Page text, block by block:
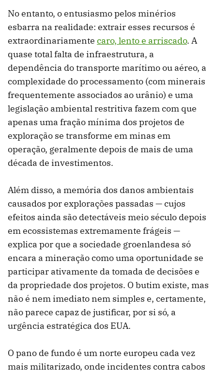
No entanto, o entusiasmo pelos minérios
esbarra na realidade: extrair esses recursos é
extraordinariamente caro, lento e arriscado. A
quase total falta de infraestrutura, a
dependência do transporte marítimo ou aéreo, a
complexidade do processamento (com minerais
frequentemente associados ao urânio) e uma
legislação ambiental restritiva fazem com que
apenas uma fração mínima dos projetos de
exploração se transforme em minas em
operação, geralmente depois de mais de uma
década de investimentos.
Além disso, a memória dos danos ambientais
causados por explorações passadas — cujos
efeitos ainda são detectáveis meio século depois
em ecossistemas extremamente frágeis —
explica por que a sociedade groenlandesa só
encara a mineração como uma oportunidade se
participar ativamente da tomada de decisões e
da propriedade dos projetos. O butim existe, mas
não é nem imediato nem simples e, certamente,
não parece capaz de justificar, por si só, a
urgência estratégica dos EUA.
O pano de fundo é um norte europeu cada vez
mais militarizado, onde incidentes contra cabos